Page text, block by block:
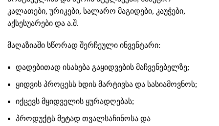
კალათები, ურიკები, სალარო მაგიდები, კაუჭები,
აქსესუარები და ა.შ.
მაღაზიაში სწორად შერჩეული ინვენტარი:
დადებითად ისახება გაყიდვების მაჩვენებელზე;
ყიდვის პროცესს ხდის მარტივსა და სასიამოვნოს;
იქცევს მყიდველის ყურადღებას;
პროდუქტს მეტად თვალსაჩინოსა და